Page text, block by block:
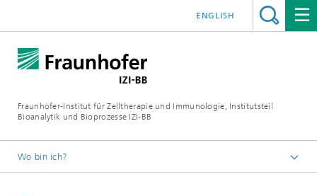
Fraunhofer-Institut für Zelltherapie und Immunologie, Institutsteil
Bioanalytik und Bioprozesse IZI-BB
ENGLISH
Wo bin ich?